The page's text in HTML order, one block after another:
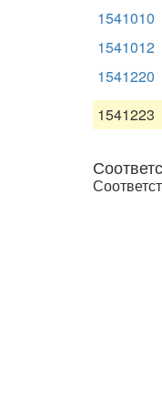
1541010
1541012
1541220
1541223